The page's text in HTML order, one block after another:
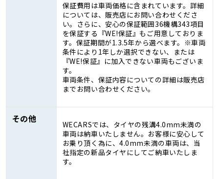
保証費用は車両価格に含まれています。詳細
については、販売店にお問い合わせくださ
い。さらに、安心の保証範囲36機構343項目
を保証する『WE!保証』もご用意しておりま
す。保証期間が1.3.5年から選べます。※車両
条件により1年しか選択できない、または
『WE!保証』に加入できない車両もございま
す。
車両条件、保証内容についての詳細は販売店
までお問い合わせください。
その他
WECARSでは、タイヤの残溝4.0mm未満の
車両は納車いたしません。お客様に安心して
お乗り頂く為に、4.0mm未満の車両は、当
社指定の新品タイヤにしてご納車いたしま
す。